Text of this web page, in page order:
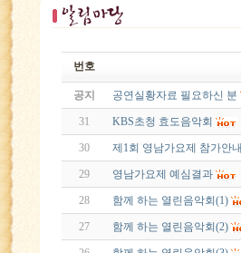
번호
공지 공연실황자료 필요하신 분
31 KBS초청 효도음악회
30 제1회 영남가요제 참가안
29 영남가요제 예심결과
28 함께 하는 열린음악회(1)
27 함께 하는 열린음악회(2)